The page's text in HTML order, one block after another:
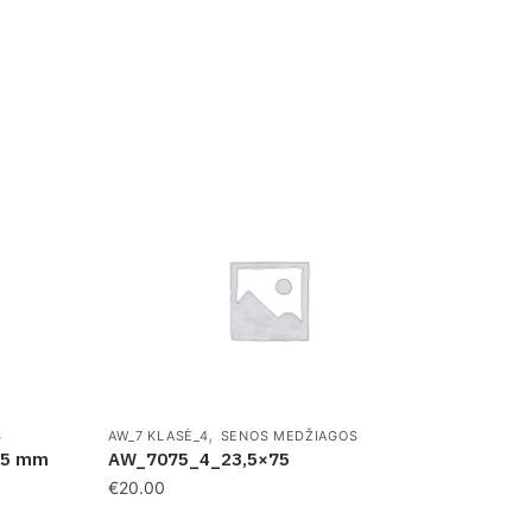
mm
AW_7 KLASĖ_4, SENOS MEDŽIAGOS
AW_7075_4_23,5×75
€20.00